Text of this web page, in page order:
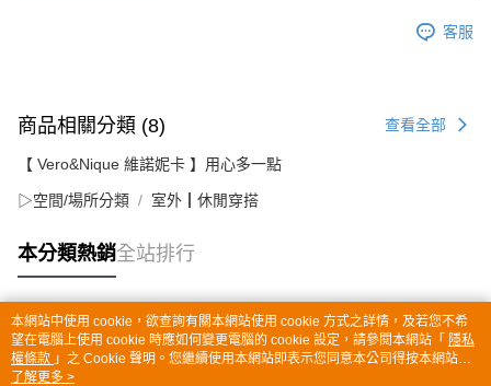
客服
商品相關分類 (8) 查看全部
【 Vero&Nique 維諾妮卡 】用心多一點
▷空間/場所分類 室外┃休閒穿搭
本分類熱銷全站排行
熱門標籤
本網站中使用 cookie，欲查詢有關本網站使用 cookie 方式之詳情，及若您不希
望在電腦上使用 cookie 時應如何變更電腦的 cookie 設定，請參閱本網站「 隱私
權條款 」之 Cookie 聲明。您繼續使用本網站即表示您同意本公司得按本網站使
用條款之 Cookie 聲明使用 cookie。
了解更多 >